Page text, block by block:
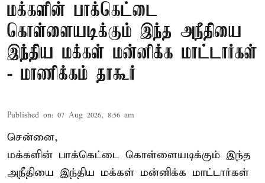
மக்களின் பாக்கெட்டை
கொள்ளையடிக்கும் இந்த அநீதியை
இந்திய மக்கள் மன்னிக்க மாட்டார்கள்
- மாணிக்கம் தாகூர்
Published on: 07 Aug 2026, 8:56 am
சென்னை,
மக்களின் பாக்கெட்டை கொள்ளையடிக்கும் இந்த
அநீதியை இந்திய மக்கள் மன்னிக்க மாட்டார்கள்